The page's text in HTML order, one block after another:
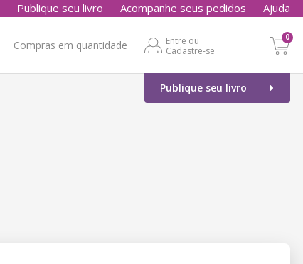
Publique seu livro Acompanhe seus pedidos Ajuda
Compras em quantidade
Entre ou
Cadastre-se
0
Publique seu livro